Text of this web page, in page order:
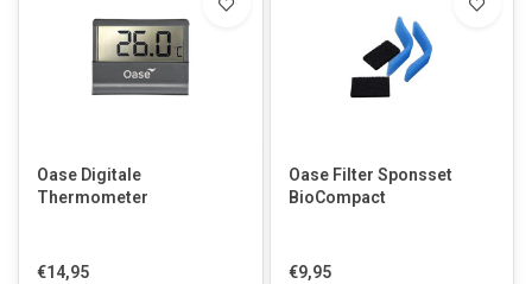
Oase Digitale
Thermometer
€14,95
Oase Filter Sponsset
BioCompact
€9,95